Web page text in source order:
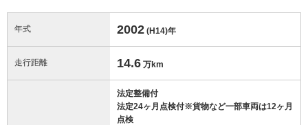
年式 2002 (H14)年
走行距離 14.6 万km
法定整備付
法定24ヶ月点検付※貨物など一部車両は12ヶ月
点検